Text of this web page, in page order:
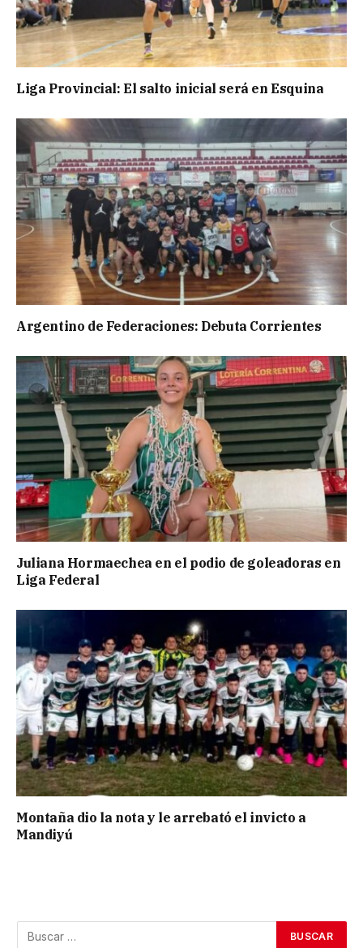
Liga Provincial: El salto inicial será en Esquina
Argentino de Federaciones: Debuta Corrientes
Juliana Hormaechea en el podio de goleadoras en
Liga Federal
Montaña dio la nota y le arrebató el invicto a
Mandiyú